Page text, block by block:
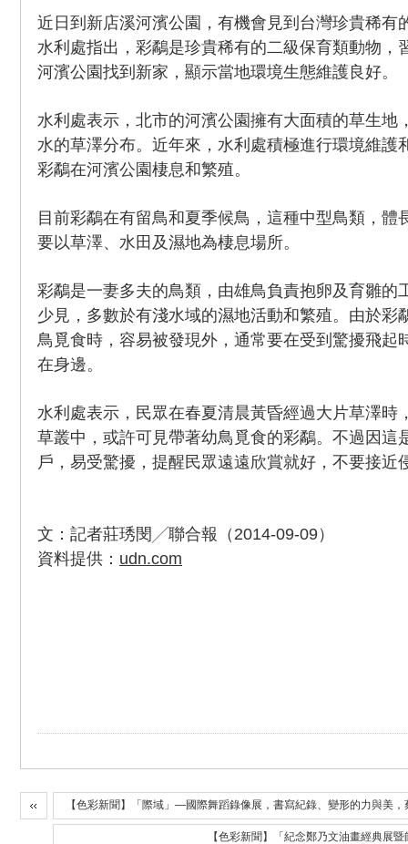
近日到新店溪河濱公園，有機會見到台灣珍貴稀有
水利處指出，彩鷸是珍貴稀有的二級保育類動物，
河濱公園找到新家，顯示當地環境生態維護良好。
水利處表示，北市的河濱公園擁有大面積的草生地
水的草澤分布。近年來，水利處積極進行環境維護
彩鷸在河濱公園棲息和繁殖。
目前彩鷸在有留鳥和夏季候鳥，這種中型鳥類，體
要以草澤、水田及濕地為棲息場所。
彩鷸是一妻多夫的鳥類，由雄鳥負責抱卵及育雛的
少見，多數於有淺水域的濕地活動和繁殖。由於彩
鳥覓食時，容易被發現外，通常要在受到驚擾飛起
在身邊。
水利處表示，民眾在春夏清晨黃昏經過大片草澤時
草叢中，或許可見帶著幼鳥覓食的彩鷸。不過因這
戶，易受驚擾，提醒民眾遠遠欣賞就好，不要接近
文：記者莊琇閔╱聯合報（2014-09-09）
資料提供： udn.com
【色彩新聞】「際域」—國際舞蹈錄像展，書寫紀錄、變形的力與美
【色彩新聞】「紀念鄭乃文油畫經典展